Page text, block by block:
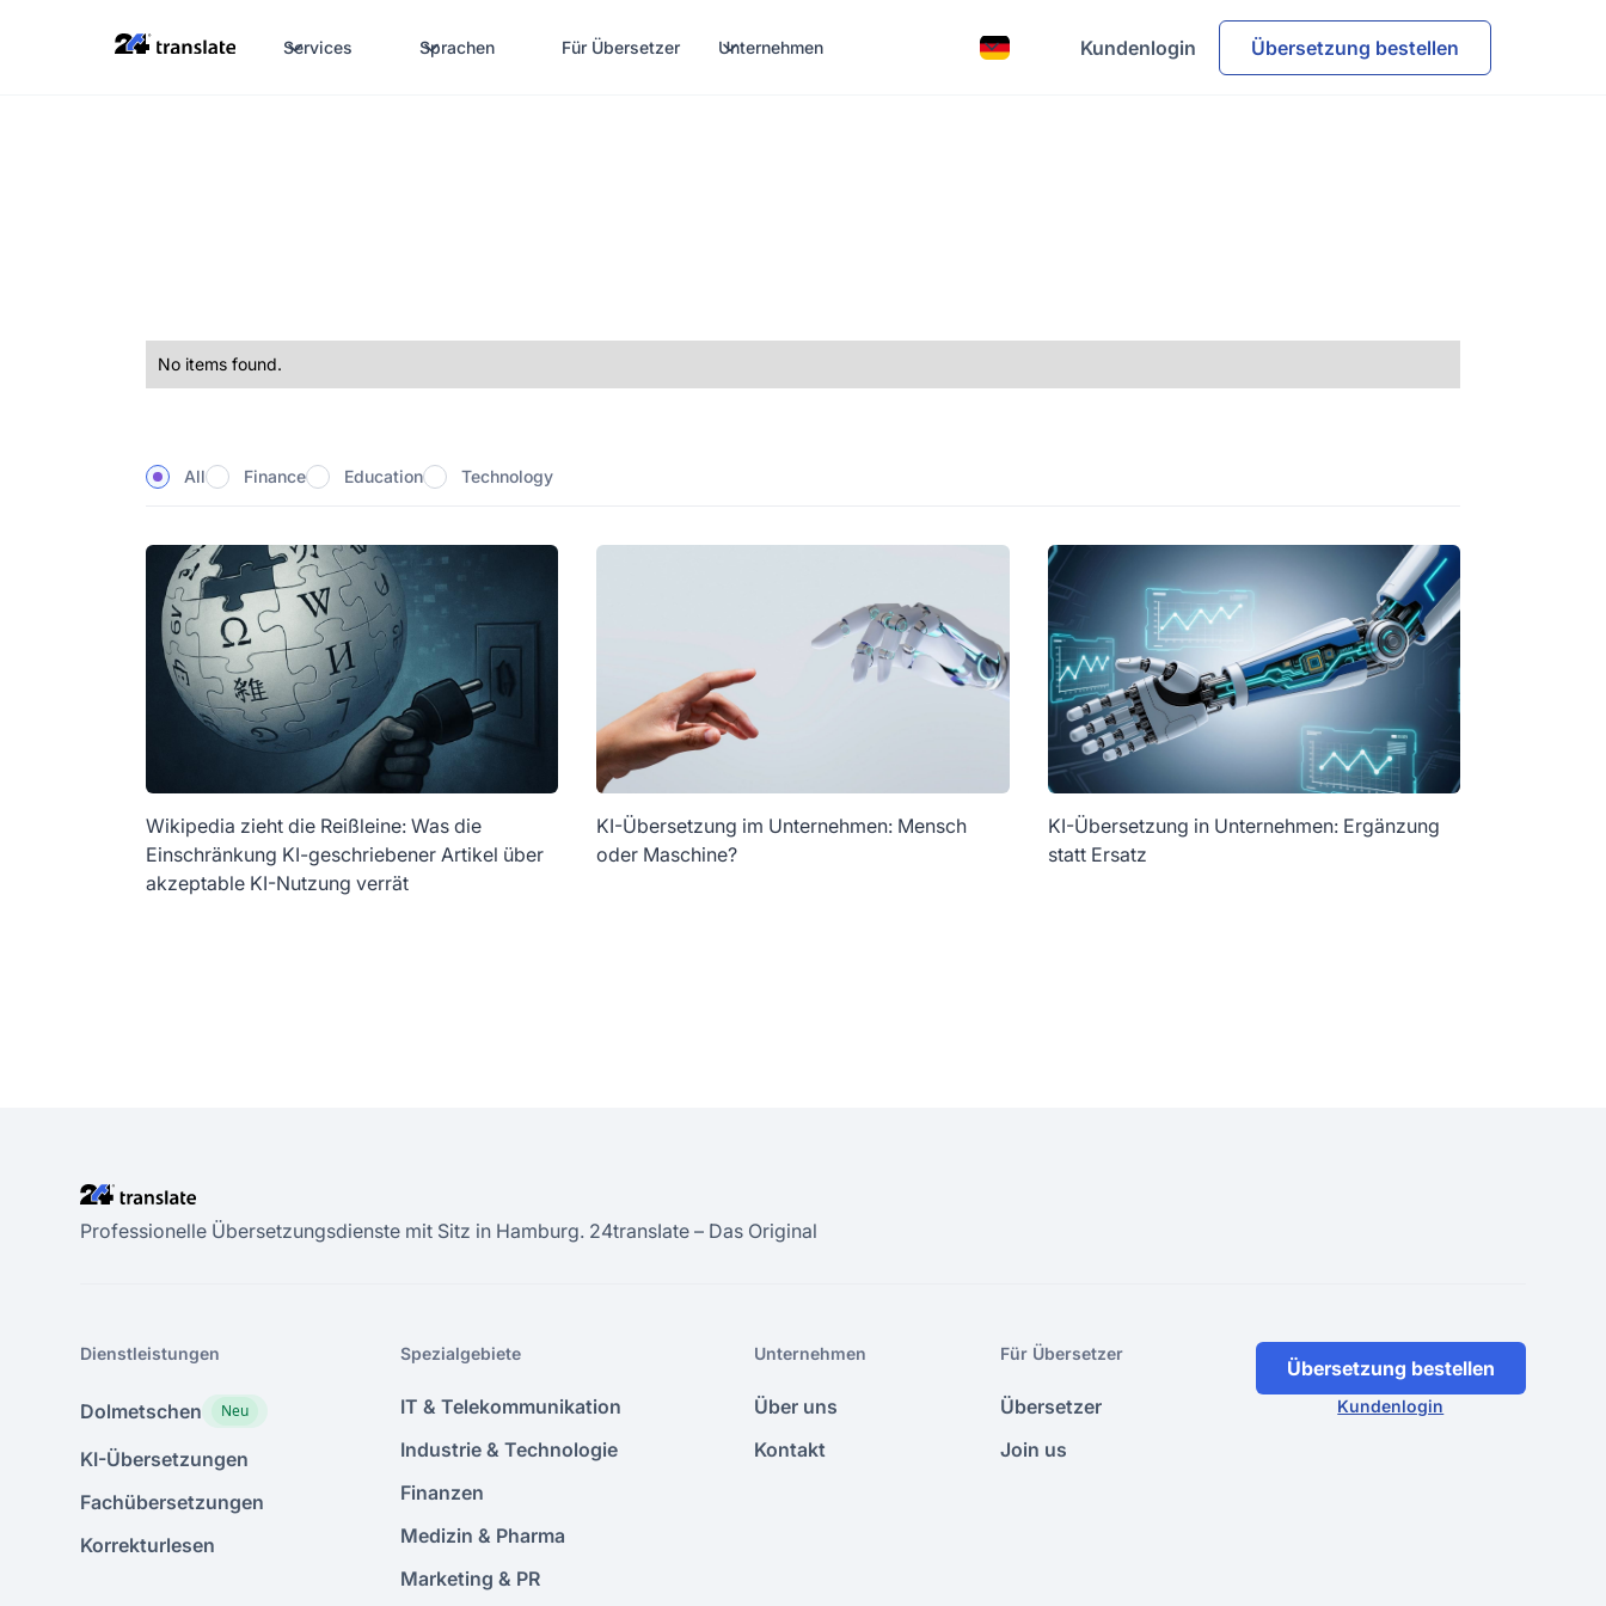
Services Sprachen Für Übersetzer Unternehmen Kundenlogin Übersetzung bestellen
No items found.
All Finance Education Technology
Wikipedia zieht die Reißleine: Was die
Einschränkung KI-geschriebener Artikel über
akzeptable KI-Nutzung verrät
KI-Übersetzung im Unternehmen: Mensch
oder Maschine?
KI-Übersetzung in Unternehmen: Ergänzung
statt Ersatz
Professionelle Übersetzungsdienste mit Sitz in Hamburg. 24transIate – Das Original
Dienstleistungen
Dolmetschen Neu
KI-Übersetzungen
Fachübersetzungen
Korrekturlesen
Spezialgebiete
IT & Telekommunikation
Industrie & Technologie
Finanzen
Medizin & Pharma
Marketing & PR
Unternehmen
Über uns
Kontakt
Für Übersetzer
Übersetzer
Join us
Übersetzung bestellen
Kundenlogin